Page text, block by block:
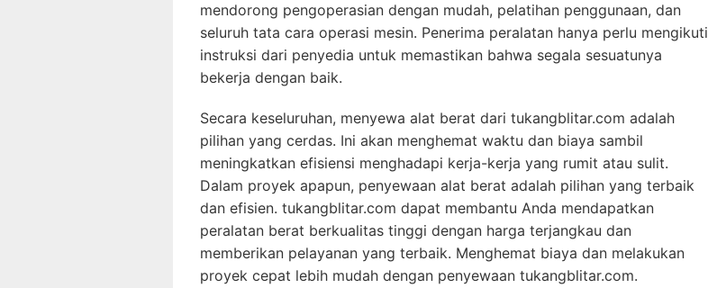
mendorong pengoperasian dengan mudah, pelatihan penggunaan, dan
seluruh tata cara operasi mesin. Penerima peralatan hanya perlu mengikuti
instruksi dari penyedia untuk memastikan bahwa segala sesuatunya
bekerja dengan baik.
Secara keseluruhan, menyewa alat berat dari tukangblitar.com adalah
pilihan yang cerdas. Ini akan menghemat waktu dan biaya sambil
meningkatkan efisiensi menghadapi kerja-kerja yang rumit atau sulit.
Dalam proyek apapun, penyewaan alat berat adalah pilihan yang terbaik
dan efisien. tukangblitar.com dapat membantu Anda mendapatkan
peralatan berat berkualitas tinggi dengan harga terjangkau dan
memberikan pelayanan yang terbaik. Menghemat biaya dan melakukan
proyek cepat lebih mudah dengan penyewaan tukangblitar.com.